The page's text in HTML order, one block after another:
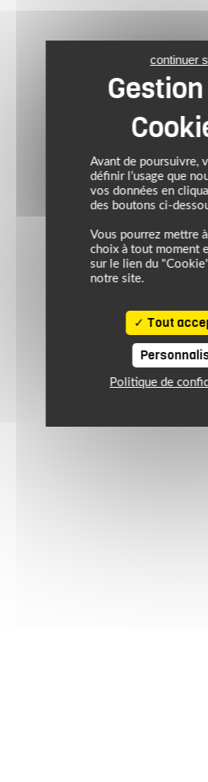
Avant de poursuivre,
définir l’usage que
vos données en
des boutons ci-
Vous pourrez mettre
choix à tout moment
sur le lien du
notre site.
Tout
continuer
Politique de